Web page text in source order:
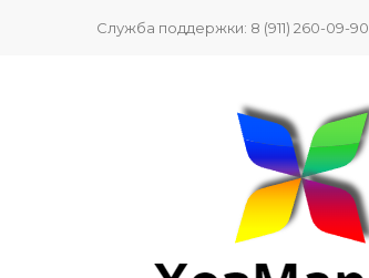
Служба поддержки: 8 (911) 260-09-90